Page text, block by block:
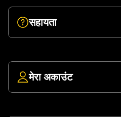
सहायता
मेरा अकाउंट